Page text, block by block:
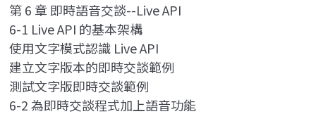
第 6 章 即時語音交談--Live API
6-1 Live API 的基本架構
使用文字模式認識 Live API
建立文字版本的即時交談範例
測試文字版即時交談範例
6-2 為即時交談程式加上語音功能